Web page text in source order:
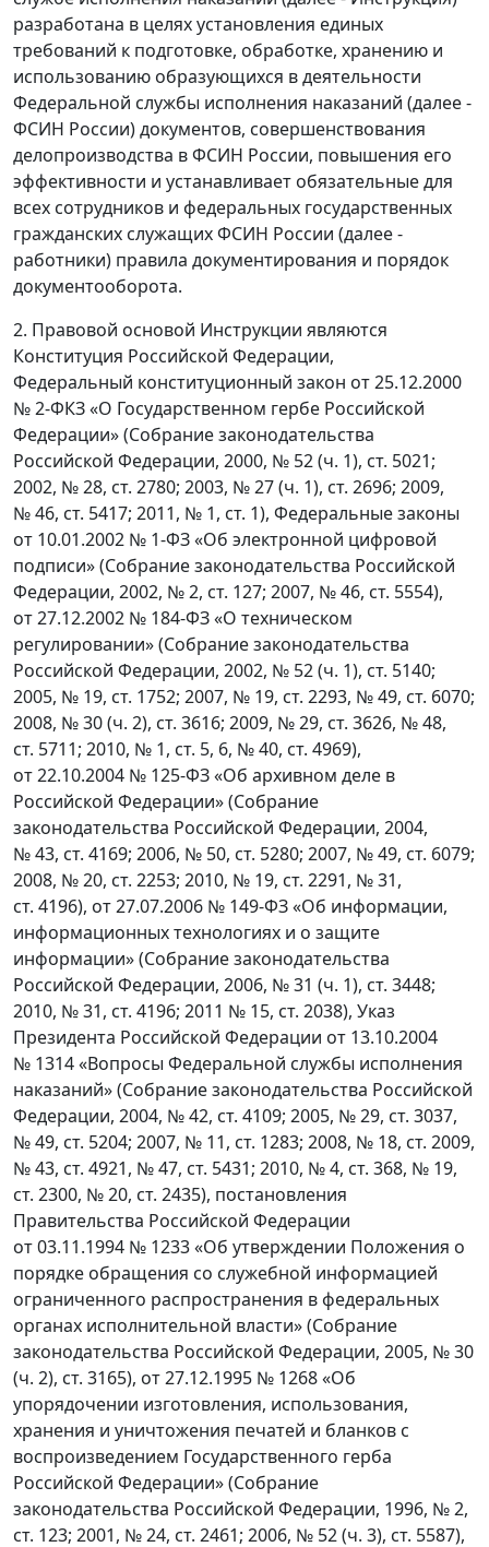
разработана в целях установления единых
требований к подготовке, обработке, хранению и
использованию образующихся в деятельности
Федеральной службы исполнения наказаний (далее -
ФСИН России) документов, совершенствования
делопроизводства в ФСИН России, повышения его
эффективности и устанавливает обязательные для
всех сотрудников и федеральных государственных
гражданских служащих ФСИН России (далее -
работники) правила документирования и порядок
документооборота.
2. Правовой основой Инструкции являются
Конституция Российской Федерации,
Федеральный конституционный закон от 25.12.2000
№ 2-ФКЗ «О Государственном гербе Российской
Федерации» (Собрание законодательства
Российской Федерации, 2000, № 52 (ч. 1), ст. 5021;
2002, № 28, ст. 2780; 2003, № 27 (ч. 1), ст. 2696; 2009,
№ 46, ст. 5417; 2011, № 1, ст. 1), Федеральные законы
от 10.01.2002 № 1-ФЗ «Об электронной цифровой
подписи» (Собрание законодательства Российской
Федерации, 2002, № 2, ст. 127; 2007, № 46, ст. 5554),
от 27.12.2002 № 184-ФЗ «О техническом
регулировании» (Собрание законодательства
Российской Федерации, 2002, № 52 (ч. 1), ст. 5140;
2005, № 19, ст. 1752; 2007, № 19, ст. 2293, № 49, ст. 6070;
2008, № 30 (ч. 2), ст. 3616; 2009, № 29, ст. 3626, № 48,
ст. 5711; 2010, № 1, ст. 5, 6, № 40, ст. 4969),
от 22.10.2004 № 125-ФЗ «Об архивном деле в
Российской Федерации» (Собрание
законодательства Российской Федерации, 2004,
№ 43, ст. 4169; 2006, № 50, ст. 5280; 2007, № 49, ст. 6079;
2008, № 20, ст. 2253; 2010, № 19, ст. 2291, № 31,
ст. 4196), от 27.07.2006 № 149-ФЗ «Об информации,
информационных технологиях и о защите
информации» (Собрание законодательства
Российской Федерации, 2006, № 31 (ч. 1), ст. 3448;
2010, № 31, ст. 4196; 2011 № 15, ст. 2038), Указ
Президента Российской Федерации от 13.10.2004
№ 1314 «Вопросы Федеральной службы исполнения
наказаний» (Собрание законодательства Российской
Федерации, 2004, № 42, ст. 4109; 2005, № 29, ст. 3037,
№ 49, ст. 5204; 2007, № 11, ст. 1283; 2008, № 18, ст. 2009,
№ 43, ст. 4921, № 47, ст. 5431; 2010, № 4, ст. 368, № 19,
ст. 2300, № 20, ст. 2435), постановления
Правительства Российской Федерации
от 03.11.1994 № 1233 «Об утверждении Положения о
порядке обращения со служебной информацией
ограниченного распространения в федеральных
органах исполнительной власти» (Собрание
законодательства Российской Федерации, 2005, № 30
(ч. 2), ст. 3165), от 27.12.1995 № 1268 «Об
упорядочении изготовления, использования,
хранения и уничтожения печатей и бланков с
воспроизведением Государственного герба
Российской Федерации» (Собрание
законодательства Российской Федерации, 1996, № 2,
ст. 123; 2001, № 24, ст. 2461; 2006, № 52 (ч. 3), ст. 5587),